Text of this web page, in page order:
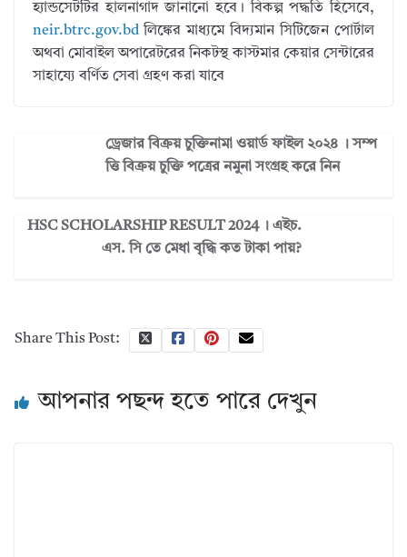
হ্যান্ডসেটটির হালনাগাদ জানানো হবে। বিকল্প পদ্ধতি হিসেবে,
neir.btrc.gov.bd লিঙ্কের মাধ্যমে বিদ্যমান সিটিজেন পোর্টাল
অথবা মোবাইল অপারেটরের নিকটস্থ কাস্টমার কেয়ার সেন্টারের
সাহায্যে বর্ণিত সেবা গ্রহণ করা যাবে
ড্রেজার বিক্রয় চুক্তিনামা ওয়ার্ড ফাইল ২০২৪ । সম্প
ত্তি বিক্রয় চুক্তি পত্রের নমুনা সংগ্রহ করে নিন
HSC SCHOLARSHIP RESULT 2024 । এইচ.
এস. সি তে মেধা বৃদ্ধি কত টাকা পায়?
Share This Post:
আপনার পছন্দ হতে পারে দেখুন